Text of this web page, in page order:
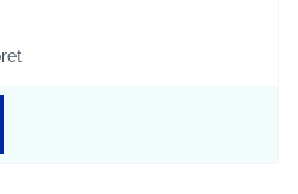
Jokela
mukaan: Lapset ja nuoret